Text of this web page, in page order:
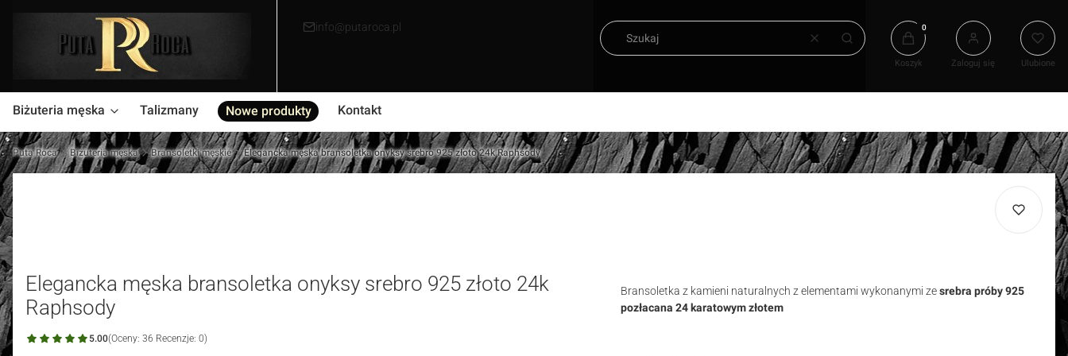
info@putaroca.pl
WyczyśćSzukaj
Produkty w koszyku: 0. Zobacz
Koszyk Zaloguj się Ulubione
Biżuteria męska Talizmany Nowe produkty Kontakt
Puta Roca Biżuteria męska Bransoletki męskie Elegancka męska bransoletka onyksy srebro 925 złoto 24k Raphsody
Elegancka męska bransoletka onyksy srebro 925 złoto 24k
Raphsody
5.00(Oceny: 36 Recenzje: 0)
Bransoletka z kamieni naturalnych z elementami wykonanymi zesrebra próby 925
pozłacana 24 karatowym złotem